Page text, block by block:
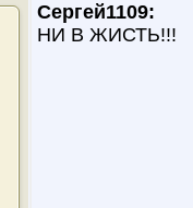
Сергей1109:
НИ В ЖИСТЬ!!!